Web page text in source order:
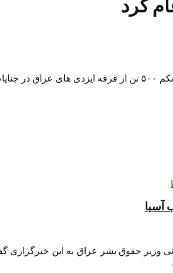
اند.
آسیا
وزیر حقوق بشر عراق به این